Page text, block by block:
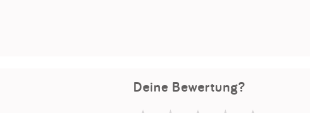
Deine Bewertung?